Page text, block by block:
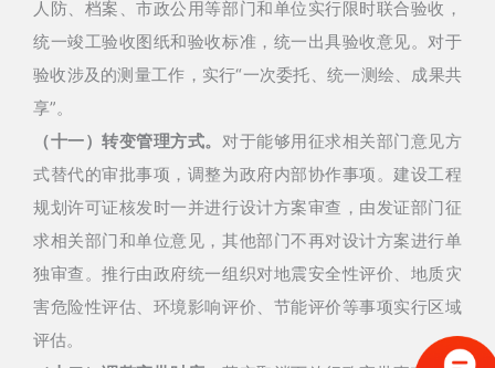
人防、档案、市政公用等部门和单位实行限时联合验收，
统一竣工验收图纸和验收标准，统一出具验收意见。对于
验收涉及的测量工作，实行“一次委托、统一测绘、成果共
享”。
（十一）转变管理方式。 对于能够用征求相关部门意见方
式替代的审批事项，调整为政府内部协作事项。建设工程
规划许可证核发时一并进行设计方案审查，由发证部门征
求相关部门和单位意见，其他部门不再对设计方案进行单
独审查。推行由政府统一组织对地震安全性评价、地质灾
害危险性评估、环境影响评价、节能评价等事项实行区域
评估。